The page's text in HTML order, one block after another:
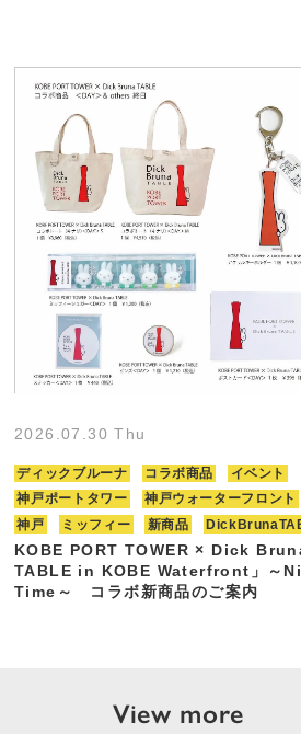
2026.07.30 Thu
ディックブルーナ コラボ商品
イベント
神戸ポートタワー
神戸ウォーターフロント
神戸
ミッフィー 新商品
KOBE PORT TOWER × Dick
TABLE in KOBE Waterfront」～
Time～ コラボ新商品のご案内
View more